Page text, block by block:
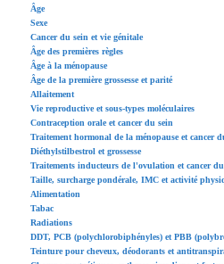
Âge
Sexe
Cancer du sein et vie génitale
Âge des premières règles
Âge à la ménopause
Âge de la première grossesse et parité
Allaitement
Vie reproductive et sous-types moléculaires
Contraception orale et cancer du sein
Traitement hormonal de la ménopause et cancer
Diéthylstilbestrol et grossesse
Traitements inducteurs de l'ovulation et cancer
Taille, surcharge pondérale, IMC et activité
Alimentation
Tabac
Radiations
DDT, PCB (polychlorobiphényles) et PBB
Teinture pour cheveux, déodorants et